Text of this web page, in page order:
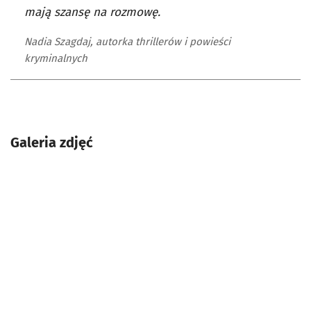
mają szansę na rozmowę.
Nadia Szagdaj, autorka thrillerów i powieści
kryminalnych
Galeria zdjęć